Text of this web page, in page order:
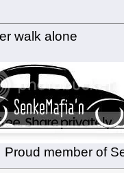
walk alone
of